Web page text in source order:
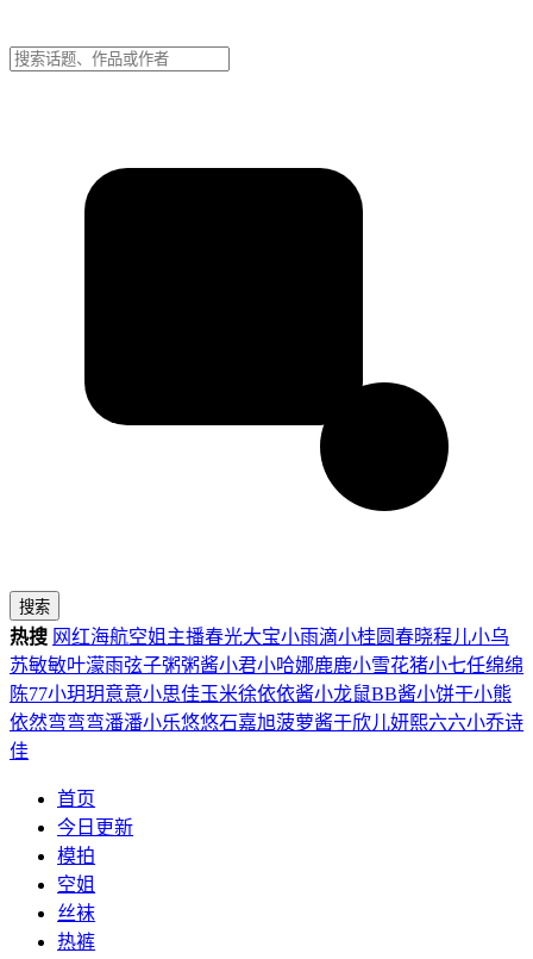
搜索
热搜 网红海航空姐 主播春光大宝小雨滴小桂圆春晓程儿小乌
苏敏敏叶濛雨弦子粥粥酱小君小哈娜鹿鹿小雪花猪小七任绵绵
陈77小玥玥意意小思佳玉米徐依依酱小龙鼠BB酱小饼干小熊
依然弯弯弯潘潘小乐悠悠石嘉旭菠萝酱于欣儿妍熙六六小乔诗
佳
首页
今日更新
模拍
空姐
丝袜
热裤